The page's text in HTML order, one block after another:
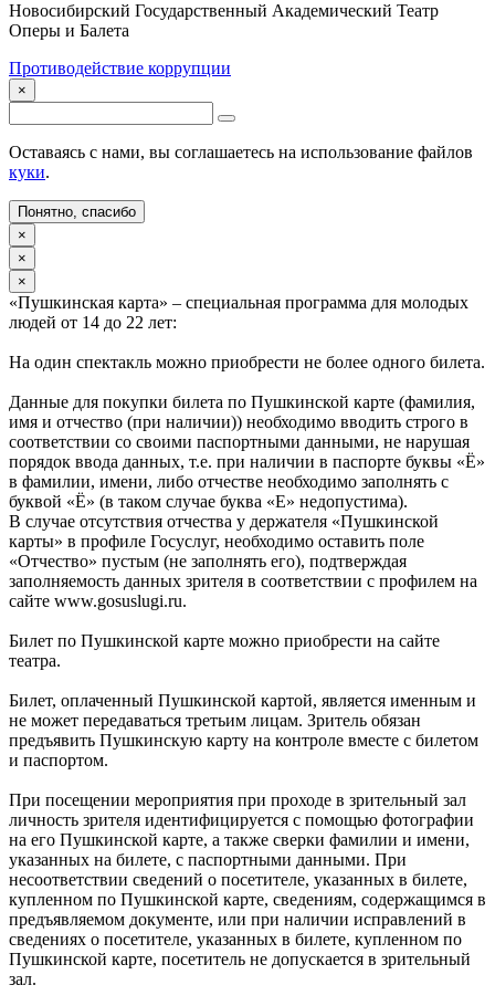
Новосибирский Государственный Академический Театр
Оперы и Балета
Противодействие коррупции
×
Оставаясь с нами, вы соглашаетесь на использование файлов
куки.
Понятно, спасибо
×
×
×
«Пушкинская карта» – специальная программа для молодых
людей от 14 до 22 лет:
На один спектакль можно приобрести не более одного билета.
Данные для покупки билета по Пушкинской карте (фамилия,
имя и отчество (при наличии)) необходимо вводить строго в
соответствии со своими паспортными данными, не нарушая
порядок ввода данных, т.е. при наличии в паспорте буквы «Ё»
в фамилии, имени, либо отчестве необходимо заполнять с
буквой «Ё» (в таком случае буква «Е» недопустима).
В случае отсутствия отчества у держателя «Пушкинской
карты» в профиле Госуслуг, необходимо оставить поле
«Отчество» пустым (не заполнять его), подтверждая
заполняемость данных зрителя в соответствии с профилем на
сайте www.gosuslugi.ru.
Билет по Пушкинской карте можно приобрести на сайте
театра.
Билет, оплаченный Пушкинской картой, является именным и
не может передаваться третьим лицам. Зритель обязан
предъявить Пушкинскую карту на контроле вместе с билетом
и паспортом.
При посещении мероприятия при проходе в зрительный зал
личность зрителя идентифицируется с помощью фотографии
на его Пушкинской карте, а также сверки фамилии и имени,
указанных на билете, с паспортными данными. При
несоответствии сведений о посетителе, указанных в билете,
купленном по Пушкинской карте, сведениям, содержащимся в
предъявляемом документе, или при наличии исправлений в
сведениях о посетителе, указанных в билете, купленном по
Пушкинской карте, посетитель не допускается в зрительный
зал.